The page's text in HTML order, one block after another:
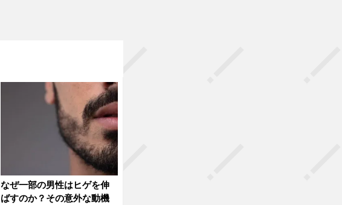
なぜ一部の男性はヒゲを伸
ばすのか？その意外な動機